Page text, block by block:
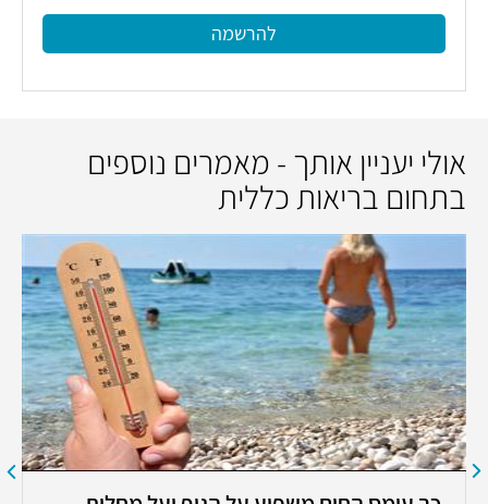
להרשמה
אולי יעניין אותך - מאמרים נוספים
בתחום בריאות כללית